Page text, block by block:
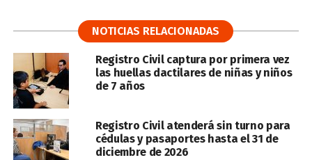
NOTICIAS RELACIONADAS
Registro Civil captura por primera vez
las huellas dactilares de niñas y niños
de 7 años
Registro Civil atenderá sin turno para
cédulas y pasaportes hasta el 31 de
diciembre de 2026